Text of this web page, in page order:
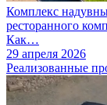
Комплекс
ресторанного
Как…
29 апреля 2026
Реализованные